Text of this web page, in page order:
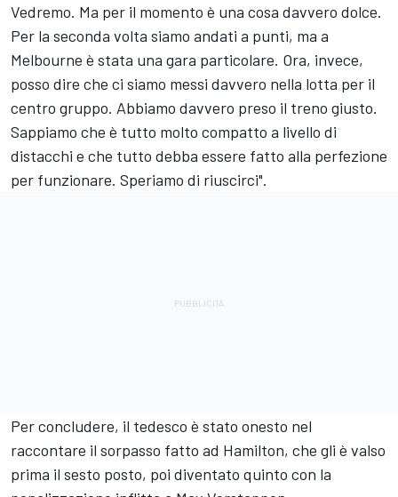
Vedremo. Ma per il momento è una cosa davvero dolce.
Per la seconda volta siamo andati a punti, ma a
Melbourne è stata una gara particolare. Ora, invece,
posso dire che ci siamo messi davvero nella lotta per il
centro gruppo. Abbiamo davvero preso il treno giusto.
Sappiamo che è tutto molto compatto a livello di
distacchi e che tutto debba essere fatto alla perfezione
per funzionare. Speriamo di riuscirci".
Per concludere, il tedesco è stato onesto nel
raccontare il sorpasso fatto ad Hamilton, che gli è valso
prima il sesto posto, poi diventato quinto con la